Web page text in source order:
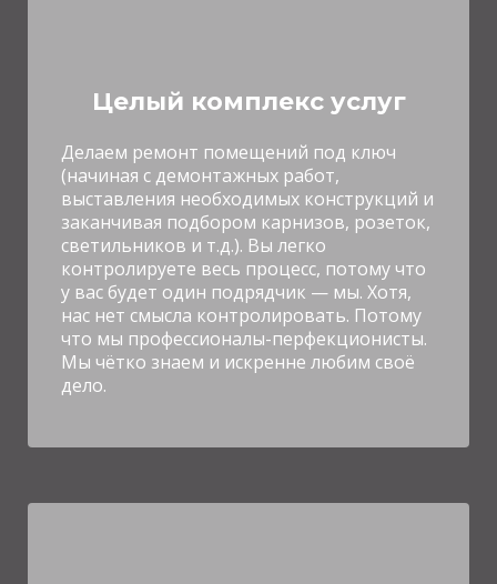
Целый комплекс услуг
Делаем ремонт помещений под ключ
(начиная с демонтажных работ,
выставления необходимых конструкций и
заканчивая подбором карнизов, розеток,
светильников и т.д.). Вы легко
контролируете весь процесс, потому что
у вас будет один подрядчик — мы. Хотя,
нас нет смысла контролировать. Потому
что мы профессионалы-перфекционисты.
Мы чётко знаем и искренне любим своё
дело.